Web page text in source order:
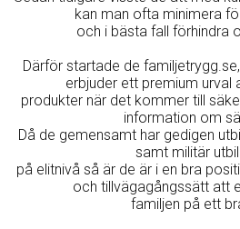
kan man ofta minimera
och i bästa fall förhindra
Därför startade de
erbjuder ett premium urval
produkter när det kommer till
information om
Då de gemensamt har gedigen
samt militär
på elitnivå så är de är i en bra
och tillvägagångssätt att
familjen på ett